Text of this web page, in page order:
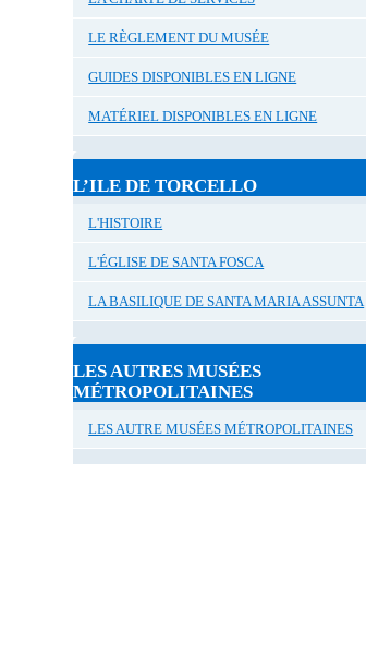
LE RÈGLEMENT DU MUSÉE
GUIDES DISPONIBLES EN LIGNE
MATÉRIEL DISPONIBLES EN LIGNE
L’ILE DE TORCELLO
L'HISTOIRE
L'ÉGLISE DE SANTA FOSCA
LA BASILIQUE DE SANTA MARIA ASSUNTA
LES AUTRES MUSÉES
MÉTROPOLITAINES
LES AUTRE MUSÉES MÉTROPOLITAINES